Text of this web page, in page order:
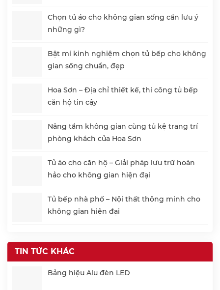
Chọn tủ áo cho không gian sống cần lưu ý
những gì?
Bật mí kinh nghiệm chọn tủ bếp cho không
gian sống chuẩn, đẹp
Hoa Sơn – Địa chỉ thiết kế, thi công tủ bếp
căn hộ tin cậy
Nâng tầm không gian cùng tủ kệ trang trí
phòng khách của Hoa Sơn
Tủ áo cho căn hộ – Giải pháp lưu trữ hoàn
hảo cho không gian hiện đại
Tủ bếp nhà phố – Nội thất thông minh cho
không gian hiện đại
TIN TỨC KHÁC
Bảng hiệu Alu đèn LED